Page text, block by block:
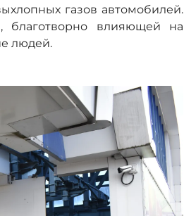
газов автомобилей.
благотворно влияющей на
людей.